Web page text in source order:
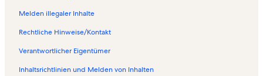
Melden illegaler Inhalte
Rechtliche Hinweise/Kontakt
Verantwortlicher Eigentümer
Inhaltsrichtlinien und Melden von Inhalten